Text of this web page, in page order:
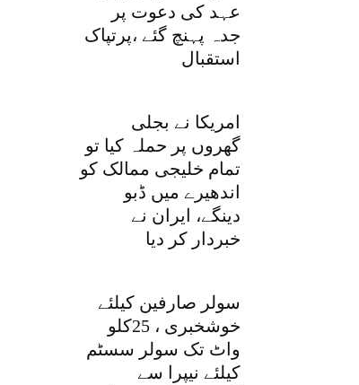
عہد کی دعوت پر
جدہ پہنچ گئے ،پرتپاک
استقبال
امریکا نے بجلی
گھروں پر حملہ کیا تو
تمام خلیجی ممالک کو
اندھیرے میں ڈبو
دینگے، ایران نے
خبردار کر دیا
سولر صارفین کیلئے
خوشخبری ، 25کلو
واٹ تک سولر سسٹم
کیلئے نیپرا سے